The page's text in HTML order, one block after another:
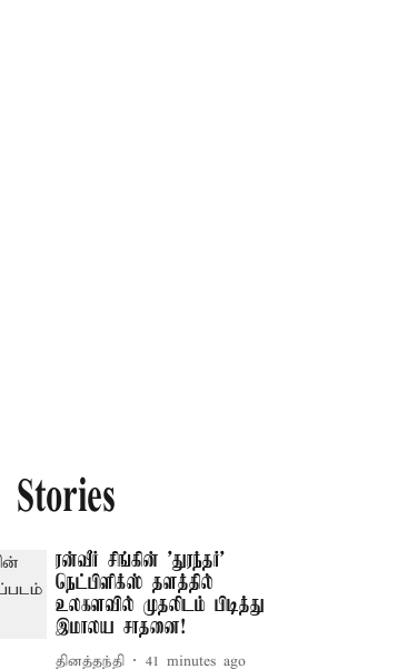
Stories
ரன்வீர் சிங்கின் 'துரந்தர்'
நெட்பிளிக்ஸ் தளத்தில்
உலகளவில் முதலிடம் பிடித்து
இமாலய சாதனை!
தினத்தந்தி 41 minutes ago